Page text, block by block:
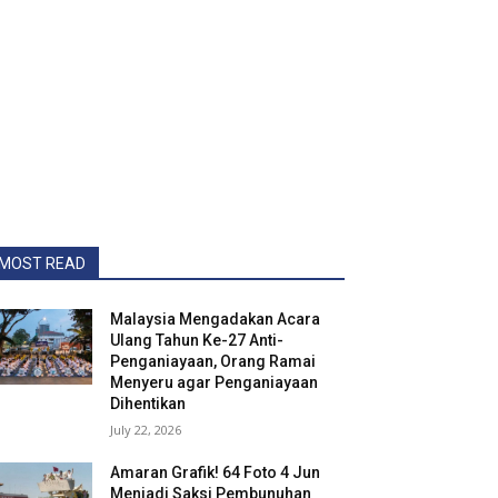
READ
Malaysia Mengadakan Acara
Ulang Tahun Ke-27 Anti-
Penganiayaan, Orang Ramai
Menyeru agar Penganiayaan
Dihentikan
July 22, 2026
Amaran Grafik! 64 Foto 4 Jun
Menjadi Saksi Pembunuhan